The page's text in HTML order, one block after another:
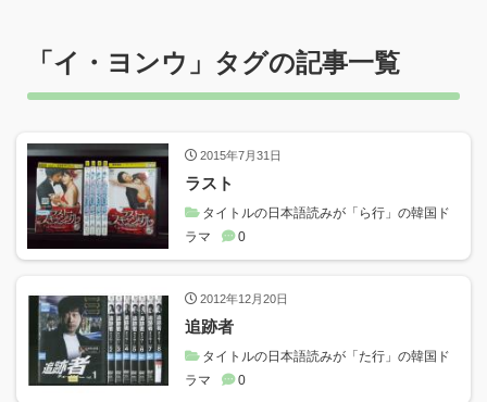
「イ・ヨンウ 」タグの記事一覧
2015年7月31日
ラスト
タイトルの日本語読みが「ら行」の韓国ド
ラマ
0
2012年12月20日
追跡者
タイトルの日本語読みが「た行」の韓国ド
ラマ
0